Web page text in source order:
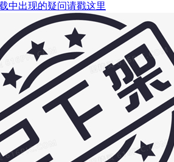
中出现的疑问请戳这里